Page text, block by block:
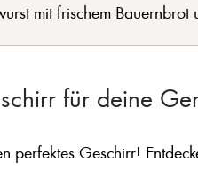
mit frischem
für deine
perfektes Geschirr!